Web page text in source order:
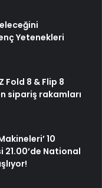
Yetenekleri
Fold 8 & Flip 8
sipariş rakamları
10
National